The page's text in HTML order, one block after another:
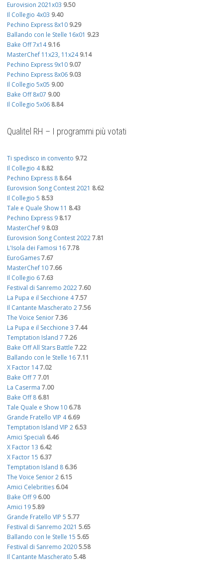
Eurovision 2021x03 9.50
Il Collegio 4x03 9.40
Pechino Express 8x10 9.29
Ballando con le Stelle 16x01 9.23
Bake Off 7x14 9.16
MasterChef 11x23, 11x24 9.14
Pechino Express 9x10 9.07
Pechino Express 8x06 9.03
Il Collegio 5x05 9.00
Bake Off 8x07 9.00
Il Collegio 5x06 8.84
Qualitel RH – I programmi più votati
Ti spedisco in convento 9.72
Il Collegio 4 8.82
Pechino Express 8 8.64
Eurovision Song Contest 2021 8.62
Il Collegio 5 8.53
Tale e Quale Show 11 8.43
Pechino Express 9 8.17
MasterChef 9 8.03
Eurovision Song Contest 20227.81
L'Isola dei Famosi 167.78
EuroGames7.67
MasterChef 107.66
Il Collegio 67.63
Festival di Sanremo 20227.60
La Pupa e il Secchione 47.57
Il Cantante Mascherato 27.56
The Voice Senior7.36
La Pupa e il Secchione 3 7.44
Temptation Island 7 7.26
Bake Off All Stars Battle 7.22
Ballando con le Stelle 167.11
X Factor 147.02
Bake Off 7 7.01
La Caserma 7.00
Bake Off 8 6.81
Tale Quale e Show 10 6.78
Grande Fratello VIP 4 6.69
Temptation Island VIP 2 6.53
Amici Speciali 6.46
X Factor 13 6.42
X Factor 15 6.37
Temptation Island 8 6.36
The Voice Senior 2 6.15
Amici Celebrities 6.04
Bake Off 9 6.00
Amici 195.89
Grande Fratello VIP 5 5.77
Festival di Sanremo 2021 5.65
Ballando con le Stelle 15 5.65
Festival di Sanremo 20205.58
Il Cantante Mascherato 5.48